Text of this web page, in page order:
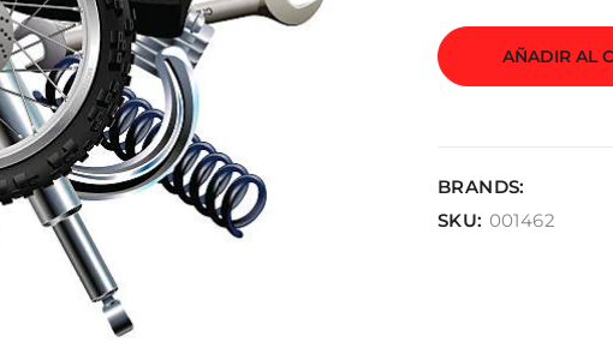
AÑADIR AL
BRANDS:
SKU: 001462